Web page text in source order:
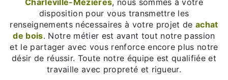
Charleville-Mézières, nous sommes à votre
disposition pour vous transmettre les
renseignements nécessaires à votre projet de achat
de bois. Notre métier est avant tout notre passion
et le partager avec vous renforce encore plus notre
désir de réussir. Toute notre équipe est qualifiée et
travaille avec propreté et rigueur.